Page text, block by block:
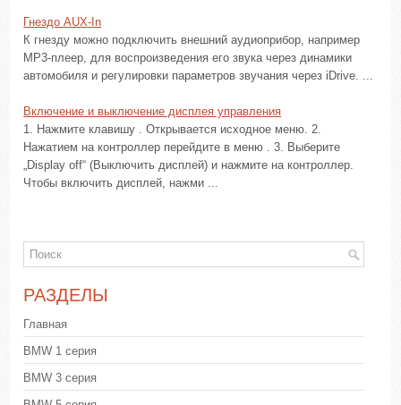
Гнездо AUX-In
К гнезду можно подключить внешний аудиоприбор, например
MP3-плеер, для воспроизведения его звука через динамики
автомобиля и регулировки параметров звучания через iDrive. ...
Включение и выключение дисплея управления
1. Нажмите клавишу . Открывается исходное меню. 2.
Нажатием на контроллер перейдите в меню . 3. Выберите
„Display off“ (Выключить дисплей) и нажмите на контроллер.
Чтобы включить дисплей, нажми ...
РАЗДЕЛЫ
Главная
BMW 1 серия
BMW 3 серия